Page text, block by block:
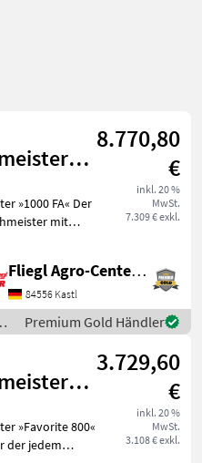
8.770,80
€
inkl. 20 %
MwSt.
7.309 € exkl.
»1000 FA« Der
mit
Die
Rührarme
Fliegl Agro-Center GmbH
84556 Kastl
Premium Gold Händler
3.729,60
€
inkl. 20 %
MwSt.
3.108 € exkl.
»Favorite 800«
der jedem